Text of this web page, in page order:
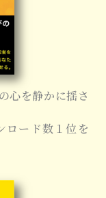
心を静かに揺さ
ード数１位を